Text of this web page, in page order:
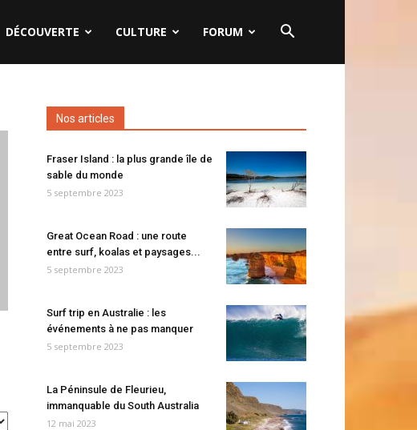
DÉCOUVERTE CULTURE FORUM
Nos articles
Fraser Island : la plus grande île de
sable du monde
5 septembre 2023
Great Ocean Road : une route
entre surf, koalas et paysages...
5 septembre 2023
Surf trip en Australie : les
événements à ne pas manquer
5 septembre 2023
La Péninsule de Fleurieu,
immanquable du South Australia
12 mai 2023